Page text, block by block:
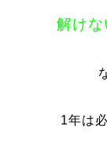
解けな
1年は